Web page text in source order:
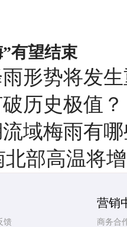
有望结束
形势将发
历史极值？
域梅雨有
北部高温将
馈
营销
商务合